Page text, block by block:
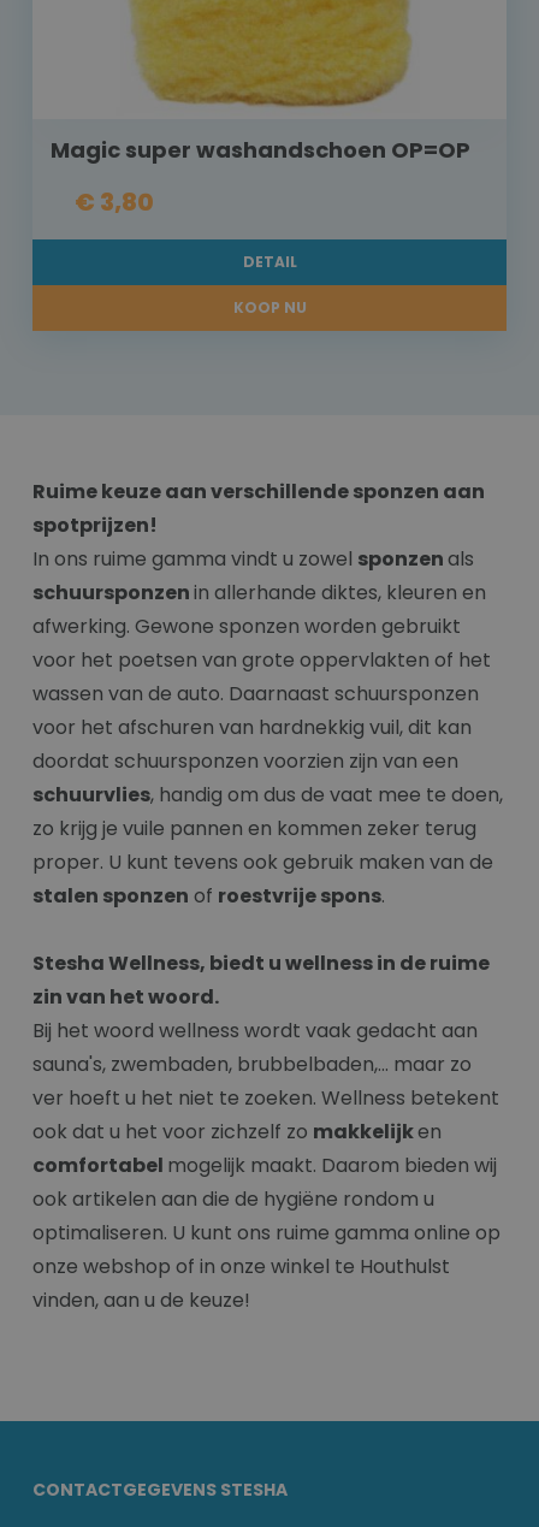
Magic super washandschoen OP=OP
€ 3,80
DETAIL
KOOP NU
Ruime keuze aan verschillende sponzen aan
spotprijzen!
In ons ruime gamma vindt u zowel sponzenals
schuursponzenin allerhande diktes, kleuren en
afwerking. Gewone sponzen worden gebruikt
voor het poetsen van grote oppervlakten of het
wassen van de auto. Daarnaast schuursponzen
voor het afschuren van hardnekkig vuil, dit kan
doordat schuursponzen voorzien zijn van een
schuurvlies, handig om dus de vaat mee te doen,
zo krijg je vuile pannen en kommen zeker terug
proper. U kunt tevens ook gebruik maken van de
stalen sponzen of roestvrije spons.
Stesha Wellness, biedt u wellness in de ruime
zin van het woord.
Bij het woord wellness wordt vaak gedacht aan
sauna's, zwembaden, brubbelbaden,... maar zo
ver hoeft u het niet te zoeken. Wellness betekent
ook dat u het voor zichzelf zo makkelijken
comfortabel mogelijk maakt. Daarom bieden wij
ook artikelen aan die de hygiëne rondom u
optimaliseren. U kunt ons ruime gamma online op
onze webshop of in onze winkel te Houthulst
vinden, aan u de keuze!
CONTACTGEGEVENS STESHA